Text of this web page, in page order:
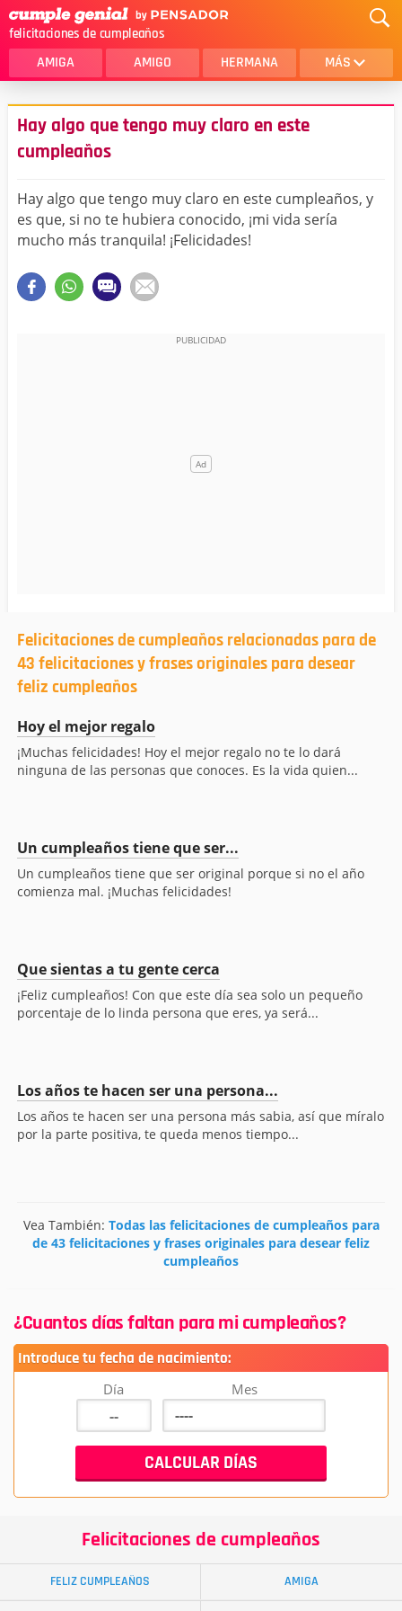
felicitaciones de cumpleaños
AMIGA AMIGO HERMANA MÁS
MAMA
AMOR
CRISTIANOS
HERMANO
HIJO
NOVIA
PAPA
Hay algo que tengo muy claro en este
cumpleaños
Hay algo que tengo muy claro en este cumpleaños, y
es que, si no te hubiera conocido, ¡mi vida sería
mucho más tranquila! ¡Felicidades!
Felicitaciones de cumpleaños relacionadas para de
43 felicitaciones y frases originales para desear
feliz cumpleaños
Hoy el mejor regalo
¡Muchas felicidades! Hoy el mejor regalo no te lo dará
ninguna de las personas que conoces. Es la vida quien...
Un cumpleaños tiene que ser...
Un cumpleaños tiene que ser original porque si no el año
comienza mal. ¡Muchas felicidades!
Que sientas a tu gente cerca
¡Feliz cumpleaños! Con que este día sea solo un pequeño
porcentaje de lo linda persona que eres, ya será...
Los años te hacen ser una persona...
Los años te hacen ser una persona más sabia, así que míralo
por la parte positiva, te queda menos tiempo...
Vea También: Todas las felicitaciones de cumpleaños para
de 43 felicitaciones y frases originales para desear feliz
cumpleaños
¿Cuantos días faltan para mi cumpleaños?
Introduce tu fecha de nacimiento:
Día Mes
Felicitaciones de cumpleaños
FELIZ CUMPLEAÑOS AMIGA